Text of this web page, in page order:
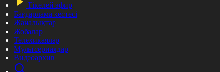
Тікелей эфир
Бағдарлама кестесі
Жаңалықтар
Жобалар
Телехикаялар
Мультсериалдар
Видеоархив